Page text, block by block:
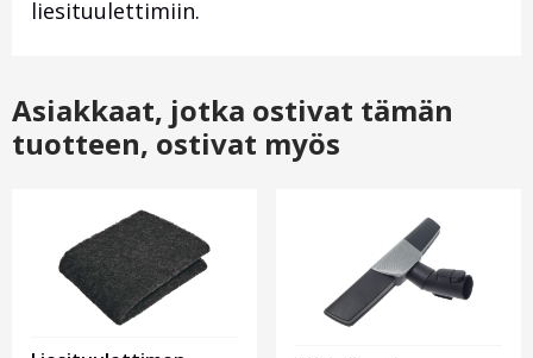
liesituulettimiin.
Asiakkaat, jotka ostivat tämän
tuotteen, ostivat myös